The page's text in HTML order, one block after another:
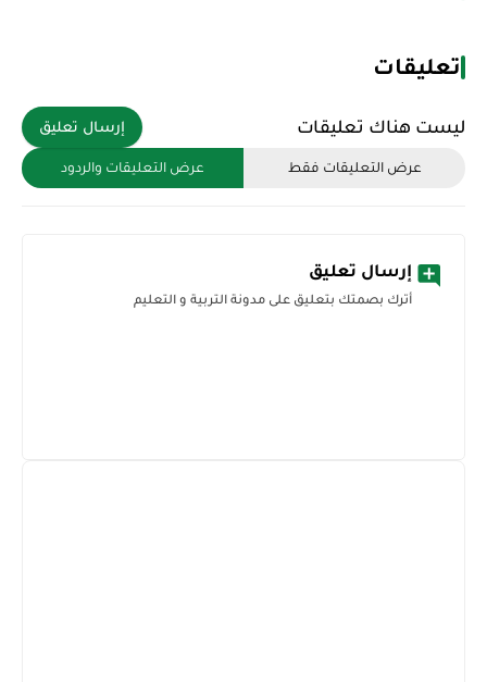
تعليقات
ليست هناك تعليقات إرسال تعليق
عرض التعليقات فقط عرض التعليقات والردود
إرسال تعليق
أترك بصمتك بتعليق على مدونة التربية و التعليم